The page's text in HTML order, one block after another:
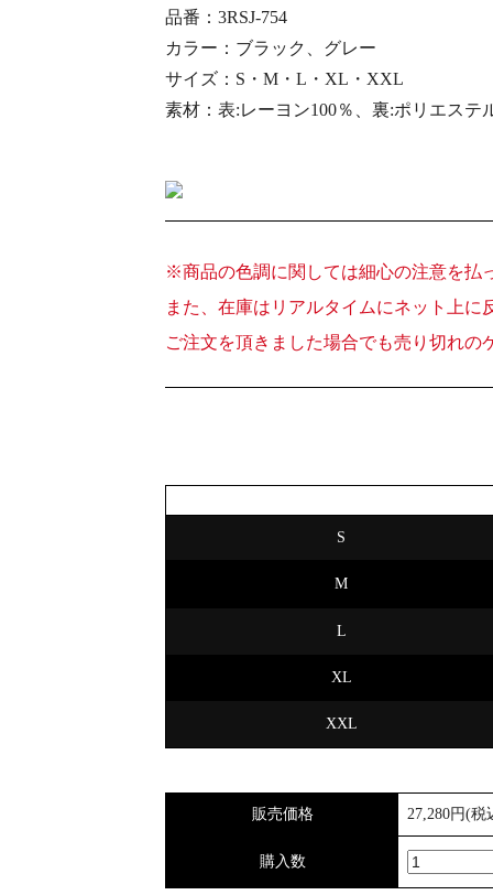
品番：3RSJ-754
カラー：ブラック、グレー
サイズ：S・M・L・XL・XXL
素材：表:レーヨン100％、裏:ポリエステ
※商品の色調に関しては細心の注意を払
また、在庫はリアルタイムにネット上に
ご注文を頂きました場合でも売り切れ
S
M
L
XL
XXL
販売価格 27,280円(税
購入数